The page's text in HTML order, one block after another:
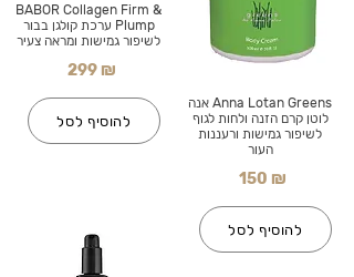
BABOR Collagen Firm &
Plump ערכת קולגן בבור
לשיפור גמישות ומראה צעיר
299 ₪
להוסיף לסל
Anna Lotan Greens אנה
לוטן קרם הזנה ולחות לגוף
לשיפור גמישות ורעננות
העור
150 ₪
להוסיף לסל